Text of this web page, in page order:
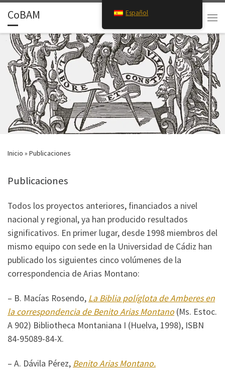
Saltar al contenido
CoBAM
Search
Inicio » Publicaciones
Publicaciones
Todos los proyectos anteriores, financiados a nivel
nacional y regional, ya han producido resultados
significativos. En primer lugar, desde 1998 miembros del
mismo equipo con sede en la Universidad de Cádiz han
publicado los siguientes cinco volúmenes de la
correspondencia de Arias Montano:
– B. Macías Rosendo, La Biblia políglota de Amberes en
la correspondencia de Benito Arias Montano (Ms. Estoc.
A 902) Bibliotheca Montaniana I (Huelva, 1998), ISBN
84-95089-84-X.
– A. Dávila Pérez, Benito Arias Montano.
Español